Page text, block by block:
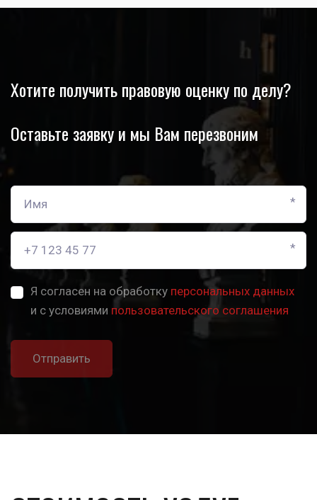
Хотите получить правовую оценку по делу?
Оставьте заявку и мы Вам перезвоним
*
*
Я согласен на обработку персональных данных
и с условиями пользовательского соглашения
Отправить